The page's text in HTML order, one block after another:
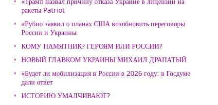
ракеты Patriot
«Рубио заявил о планах США возобновить переговоры
России и Украины
КОМУ ПАМЯТНИК? ГЕРОЯМ ИЛИ РОССИИ?
НОВЫЙ ГЛАВКОМ УКРАИНЫ МИХАИЛ ДРАПАТЫЙ
«Будет ли мобилизация в России в 2026 году: в Госдуме
дали ответ
ИСТОРИЮ УМАЛЧИВАЮТ?